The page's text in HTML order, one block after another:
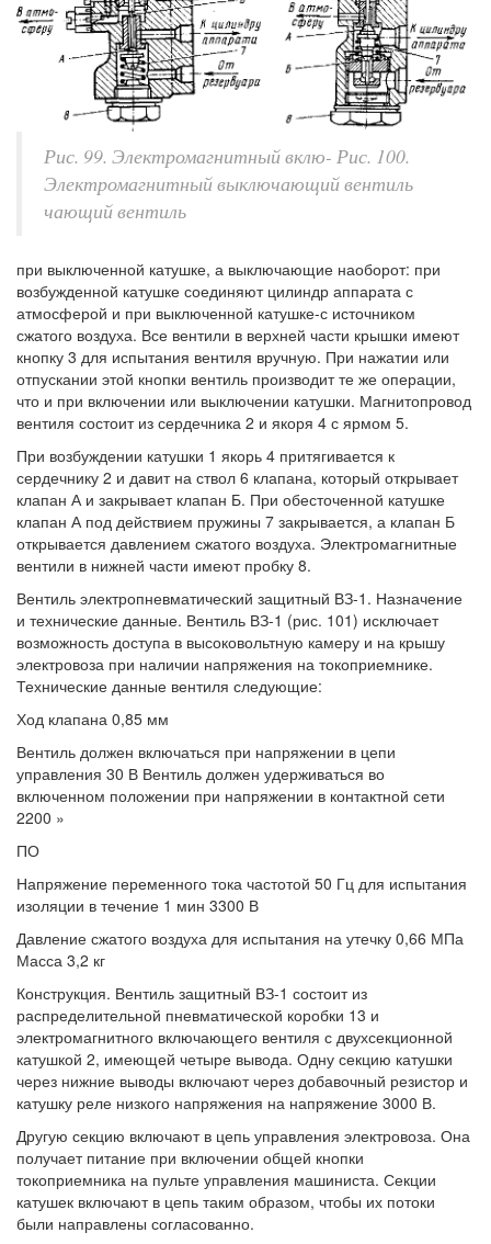
Рис. 99. Электромагнитный вклю- Рис. 100.
Электромагнитный выключающий вентиль
чающий вентиль
при выключенной катушке, а выключающие наоборот: при
возбужденной катушке соединяют цилиндр аппарата с
атмосферой и при выключенной катушке-с источником
сжатого воздуха. Все вентили в верхней части крышки имеют
кнопку 3 для испытания вентиля вручную. При нажатии или
отпускании этой кнопки вентиль производит те же операции,
что и при включении или выключении катушки. Магнитопровод
вентиля состоит из сердечника 2 и якоря 4 с ярмом 5.
При возбуждении катушки 1 якорь 4 притягивается к
сердечнику 2 и давит на ствол 6 клапана, который открывает
клапан А и закрывает клапан Б. При обесточенной катушке
клапан А под действием пружины 7 закрывается, а клапан Б
открывается давлением сжатого воздуха. Электромагнитные
вентили в нижней части имеют пробку 8.
Вентиль электропневматический защитный ВЗ-1. Назначение
и технические данные. Вентиль ВЗ-1 (рис. 101) исключает
возможность доступа в высоковольтную камеру и на крышу
электровоза при наличии напряжения на токоприемнике.
Технические данные вентиля следующие:
Ход клапана 0,85 мм
Вентиль должен включаться при напряжении в цепи
управления 30 В Вентиль должен удерживаться во
включенном положении при напряжении в контактной сети
2200 »
ПО
Напряжение переменного тока частотой 50 Гц для испытания
изоляции в течение 1 мин 3300 В
Давление сжатого воздуха для испытания на утечку 0,66 МПа
Масса 3,2 кг
Конструкция. Вентиль защитный ВЗ-1 состоит из
распределительной пневматической коробки 13 и
электромагнитного включающего вентиля с двухсекционной
катушкой 2, имеющей четыре вывода. Одну секцию катушки
через нижние выводы включают через добавочный резистор и
катушку реле низкого напряжения на напряжение 3000 В.
Другую секцию включают в цепь управления электровоза. Она
получает питание при включении общей кнопки
токоприемника на пульте управления машиниста. Секции
катушек включают в цепь таким образом, чтобы их потоки
были направлены согласованно.